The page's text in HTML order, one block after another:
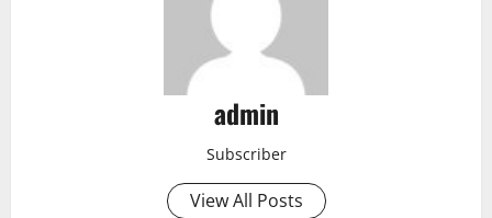
admin
Subscriber
View All Posts